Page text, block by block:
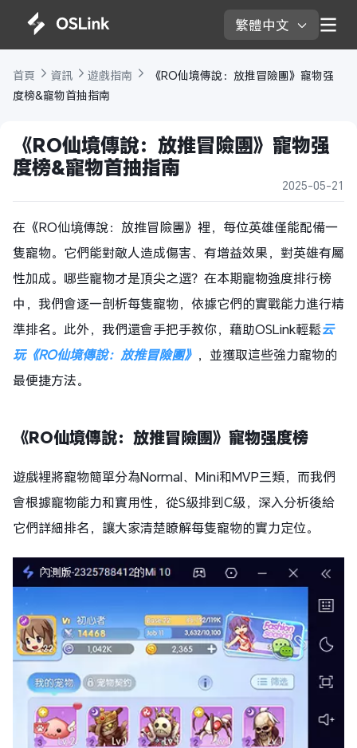
繁體中文
首頁 資訊 遊戲指南
《RO仙境傳說：放推冒險團》寵物强
度榜&寵物首抽指南
《RO仙境傳說：放推冒險團》寵物强
度榜&寵物首抽指南
2025-05-21
在《RO仙境傳說：放推冒險團》裡，每位英雄僅能配備一
隻寵物。它們能對敵人造成傷害、有增益效果，對英雄有屬
性加成。哪些寵物才是頂尖之選？在本期寵物強度排行榜
中，我們會逐一剖析每隻寵物，依據它們的實戰能力進行精
準排名。此外，我們還會手把手教你，藉助OSLink輕鬆云
玩《RO仙境傳說：放推冒險團》 ，並獲取這些強力寵物的
最便捷方法。
《RO仙境傳說：放推冒險團》 寵物强度榜
遊戲裡將寵物簡單分為Normal、Mini和MVP三類，而我們
會根據寵物能力和實用性，從S級排到C級，深入分析後給
它們詳細排名，讓大家清楚瞭解每隻寵物的實力定位。